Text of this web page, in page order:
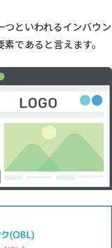
といわれるインバウン
であると言えます。